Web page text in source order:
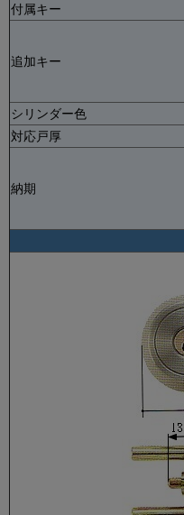
付属キー
追加キー
シリンダー色
対応戸厚
納期